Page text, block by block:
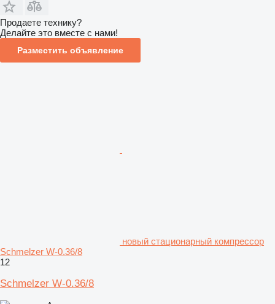
Продаете технику?
Делайте это вместе с нами!
Разместить объявление
новый стационарный компрессор
Schmelzer W-0.36/8
12
Schmelzer W-0.36/8